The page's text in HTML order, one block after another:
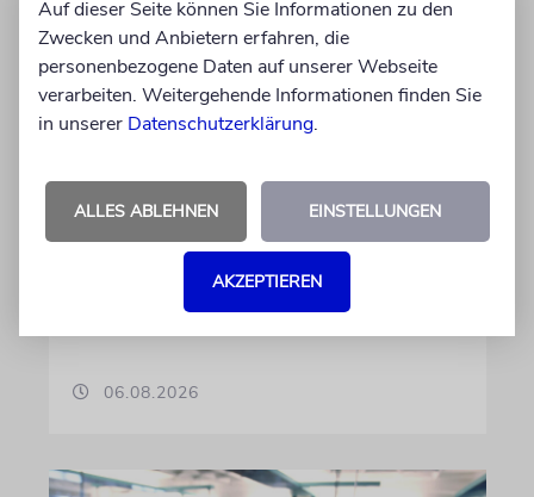
PALMA
Ehrenbotschafter Mallorcas
Der Hollywood-Star mit jüdischem
Verbindung zu der spanischen Insel und sein
06.08.2026
Auf dieser Seite können Sie Informationen zu den
Zwecken und Anbietern erfahren, die
personenbezogene Daten auf unserer Webseite
verarbeiten. Weitergehende Informationen finden Sie
in unserer Datenschutzerklärung.
ALLES ABLEHNEN EINSTELLUNGEN
AKZEPTIEREN